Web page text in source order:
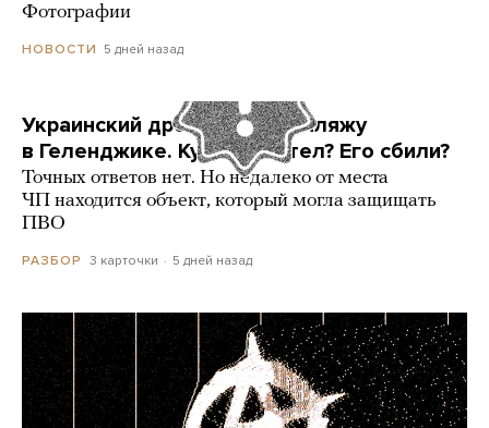
Фотографии
НОВОСТИ 5 дней назад
Украинский дрон попал по пляжу
в Геленджике. Куда он летел? Его сбили?
Точных ответов нет. Но недалеко от места
ЧП находится объект, который могла защищать
ПВО
РАЗБОР 3 карточки 5 дней назад